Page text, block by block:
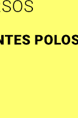
é da